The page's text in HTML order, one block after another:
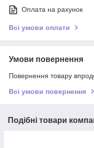
Оплата на рахунок
Всі умови оплати
Умови повернення
Повернення товару
Всі умови повернення
Подібні товари